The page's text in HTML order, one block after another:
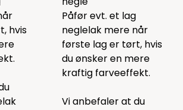
hvis
Påfør evt. et lag
neglelak mere når
første lag er tørt, hvis
du ønsker en mere
kraftig farveeffekt.
Vi anbefaler at du